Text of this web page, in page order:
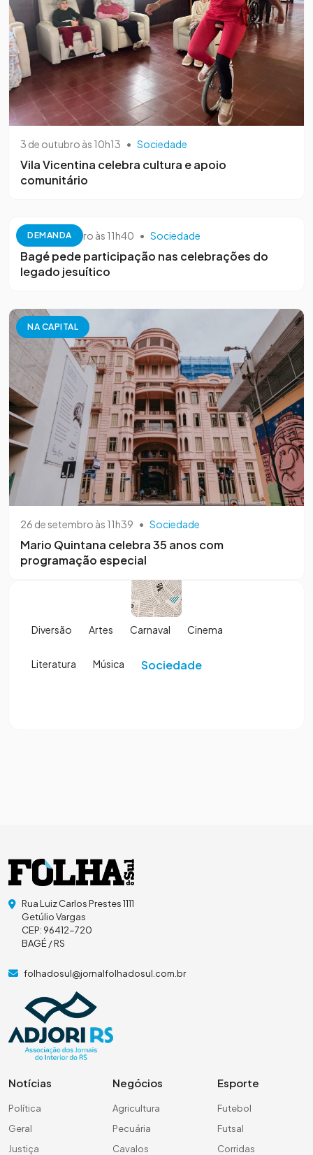
3 de outubro às 10h13 • Sociedade
Vila Vicentina celebra cultura e apoio
comunitário
DEMANDA
26 de setembro às 11h40 • Sociedade
Bagé pede participação nas celebrações do
legado jesuítico
NA CAPITAL
26 de setembro às 11h39 • Sociedade
Mario Quintana celebra 35 anos com
programação especial
Diversão Artes Carnaval Cinema
Literatura Música Sociedade
Rua Luiz Carlos Prestes 1111
Getúlio Vargas
CEP: 96412-720
BAGÉ / RS
folhadosul@jornalfolhadosul.com.br
Notícias
Política
Geral
Justiça
Negócios
Agricultura
Pecuária
Cavalos
Esporte
Futebol
Futsal
Corridas